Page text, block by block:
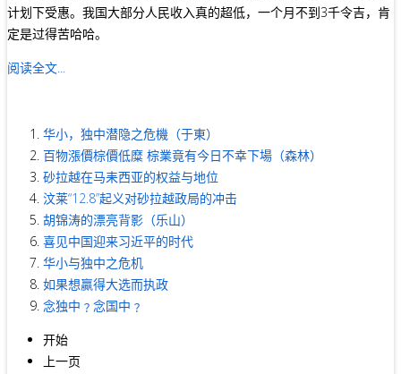
计划下受惠。我国大部分人民收入真的超低，一个月不到3千令吉，肯
定是过得苦哈哈。
阅读全文...
华小，独中潜隐之危機（于東）
百物漲價棕價低糜 棕業竟有今日不幸下場（森林）
砂拉越在马耒西亚的权益与地位
汶莱“12.8”起义对砂拉越政局的冲击
胡锦涛的漂亮背影（乐山）
喜见中国迎来习近平的时代
华小与独中之危机
如果想贏得大选而执政
念独中﹖念国中﹖
开始
上一页